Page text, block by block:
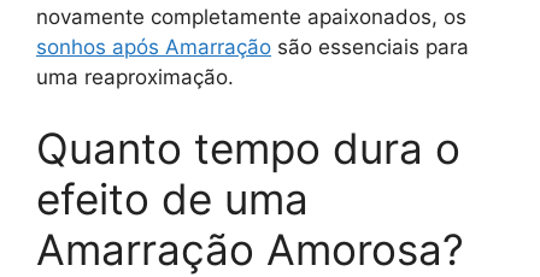
novamente completamente apaixonados, os
sonhos após Amarração são essenciais para
uma reaproximação.
Quanto tempo dura o
efeito de uma
Amarração Amorosa?